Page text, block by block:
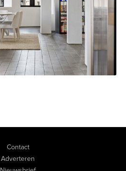
Contact
Adverteren